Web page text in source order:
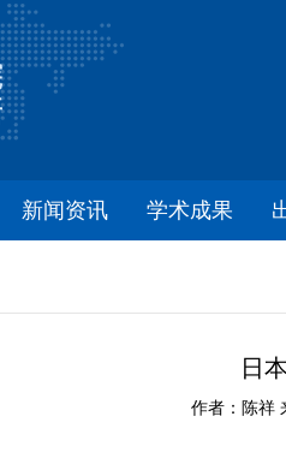
新闻资讯 学术成果
日
作者：陈祥